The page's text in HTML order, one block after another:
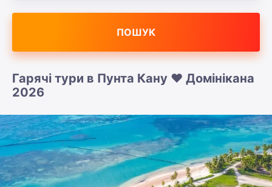
ПОШУК
Гарячі тури в Пунта Кану ❤️ Домінікана
2026